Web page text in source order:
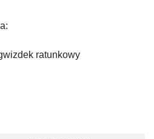
ratunkowy